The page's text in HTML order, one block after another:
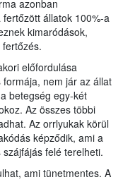
azonban
állatok 100%-a
kimaródások,
előfordulása
nem jár az állat
betegség egy-két
Az összes többi
Az orrlyukak körül
képződik, ami a
felé terelheti.
ami tünetmentes. A